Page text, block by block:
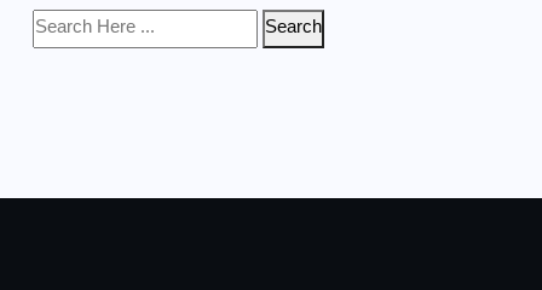
Search